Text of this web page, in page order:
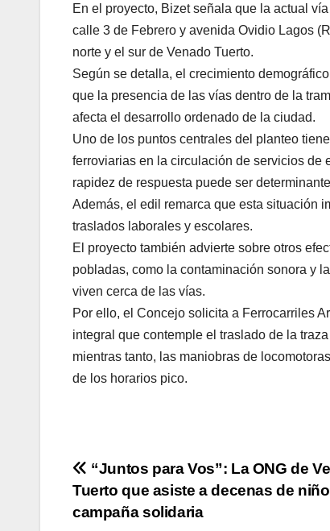
En el proyecto, Bizet señala que la actual
calle 3 de Febrero y avenida Ovidio Lagos
norte y el sur de Venado Tuerto.
Según se detalla, el crecimiento
que la presencia de las vías dentro de la
afecta el desarrollo ordenado de la ciudad.
Uno de los puntos centrales del planteo
ferroviarias en la circulación de servicios de
rapidez de respuesta puede ser
Además, el edil remarca que esta situación
traslados laborales y escolares.
El proyecto también advierte sobre otros
pobladas, como la contaminación sonora y
viven cerca de las vías.
Por ello, el Concejo solicita a Ferrocarriles
integral que contemple el traslado de la
mientras tanto, las maniobras de
de los horarios pico.
Navegación
de
“Juntos para Vos”: La ONG de
Tuerto que asiste a decenas de
campaña solidaria